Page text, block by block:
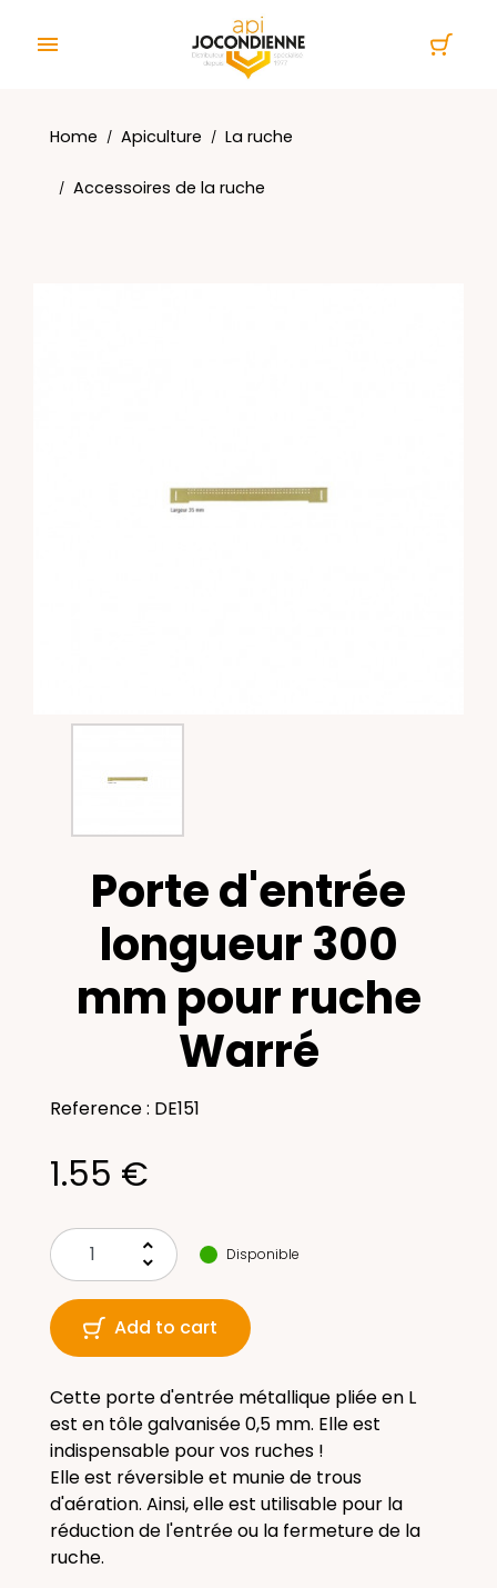

Home Apiculture La ruche
Accessoires de la ruche
Porte d'entrée
longueur 300
mm pour ruche
Warré
Reference : DE151
1.55 €
keyboard_arrow_up
keyboard_arrow_down
Disponible
Add to cart
Cette porte d'entrée métallique pliée en L
est en tôle galvanisée 0,5 mm. Elle est
indispensable pour vos ruches !
Elle est réversible et munie de trous
d'aération. Ainsi, elle est utilisable pour la
réduction de l'entrée ou la fermeture de la
ruche.